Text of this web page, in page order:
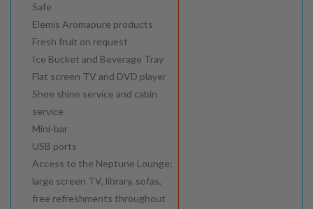
Safe
Elemis Aromapure products
Fresh fruit on request
Ice Bucket and Beverage Tray
Flat screen TV and DVD player
Shoe shine service and cabin
service
Mini-bar
USB ports
Access to the Neptune Lounge:
large screen TV, library, sofas,
free refreshments throughout